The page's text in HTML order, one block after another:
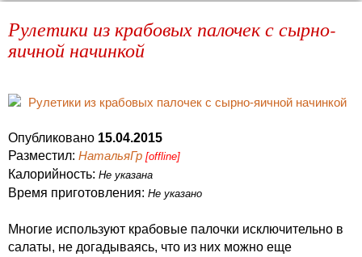
Рулетики из крабовых палочек с сырно-
яичной начинкой
Опубликовано 15.04.2015
Разместил: НатальяГр [offline]
Калорийность: Не указана
Время приготовления: Не указано
Многие используют крабовые палочки исключительно в
салаты, не догадываясь, что из них можно еще